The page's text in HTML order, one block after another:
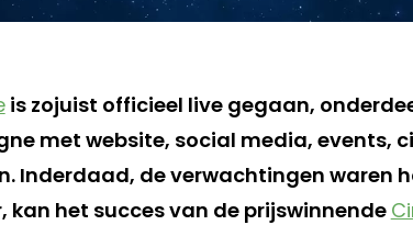
is zojuist officieel live gegaan,
met website, social media, events,
Inderdaad, de verwachtingen waren
kan het succes van de prijswinnende